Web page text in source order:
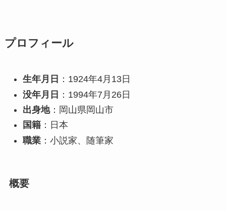
プロフィール
生年月日 ：1924年4月13日
没年月日 ：1994年7月26日
出身地：岡山県岡山市
国籍：日本
職業：小説家、随筆家
概要